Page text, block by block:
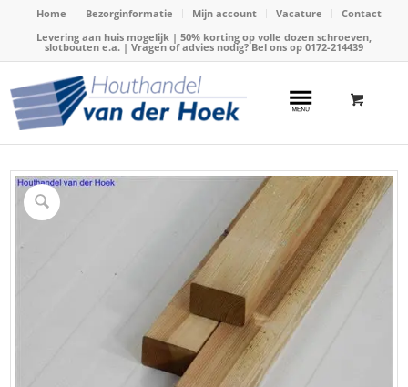
Home Bezorginformatie Mijn account Vacature
Contact
Levering aan huis mogelijk | 50% korting op volle dozen schroeven,
slotbouten e.a. | Vragen of advies nodig? Bel ons op 0172-214439
Home / Webshop / Geïmpregneerd hout / Geïmpregneerde balken
Balk geimpregneerd 45x70mm x 240cm geschaafd